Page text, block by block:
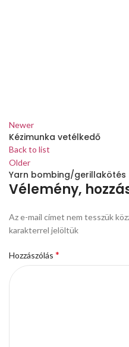
Newer
Kézimunka vetélkedő
Back to list
Older
Yarn bombing/gerillakötés
Vélemény,
Az e-mail címet nem tesszük
karakterrel jelöltük
Hozzászólás *